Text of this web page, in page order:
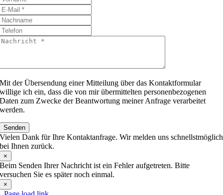
Mit der Übersendung einer Mitteilung über das Kontaktformular
willige ich ein, dass die von mir übermittelten personenbezogenen
Daten zum Zwecke der Beantwortung meiner Anfrage verarbeitet
werden.
Senden
Vielen Dank für Ihre Kontaktanfrage. Wir melden uns schnellstmöglich
bei Ihnen zurück.
×
Beim Senden Ihrer Nachricht ist ein Fehler aufgetreten. Bitte
versuchen Sie es später noch einmal.
×